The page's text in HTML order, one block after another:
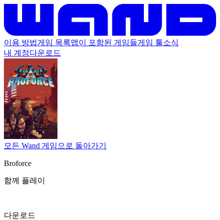
이용 방법게임 목록맵이 포함된 게임들게임 툴소식
내 계정다운로드
모든 Wand 게임으로 돌아가기
Broforce
함께 플레이
다운로드